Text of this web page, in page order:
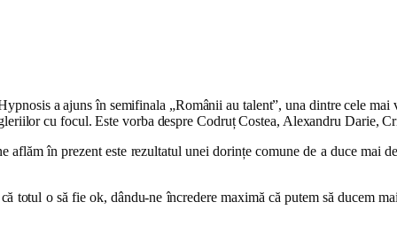
a ajuns în semifinala „Românii au talent”, una dintre cele
cu focul. Este vorba despre Codruț Costea, Alexandru Darie,
în prezent este rezultatul unei dorințe comune de a duce
o să fie ok, dându-ne încredere maximă că putem să ducem